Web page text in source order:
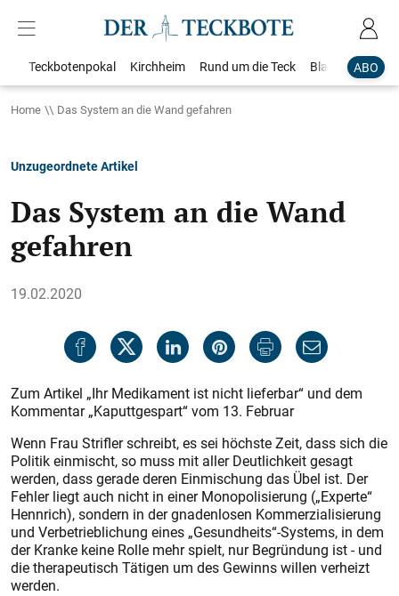
ABO
Teckbotenpokal Kirchheim Rund um die Teck Blaulicht
Home Das System an die Wand gefahren
Unzugeordnete Artikel
Das System an die Wand
gefahren
19.02.2020
Zum Artikel „Ihr Medikament ist nicht lieferbar“ und dem
Kommentar „Kaputtgespart“ vom 13. Februar
Wenn Frau Strifler schreibt, es sei höchste Zeit, dass sich die
Politik einmischt, so muss mit aller Deutlichkeit gesagt
werden, dass gerade deren Einmischung das Übel ist. Der
Fehler liegt auch nicht in einer Monopolisierung („Experte“
Hennrich), sondern in der gnadenlosen Kommerzialisierung
und Verbetrieblichung eines „Gesundheits“-Systems, in dem
der Kranke keine Rolle mehr spielt, nur Begründung ist - und
die therapeutisch Tätigen um des Gewinns willen verheizt
werden.